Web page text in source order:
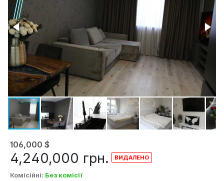
106,000 $
4,240,000 грн.
Комісійні: Без комісії